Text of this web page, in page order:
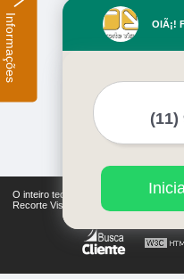
O inteiro teor deste site está sujeito à
Recorte Visual (Lei 9610 de 19/02/1998)
OlÃ¡!
Informações